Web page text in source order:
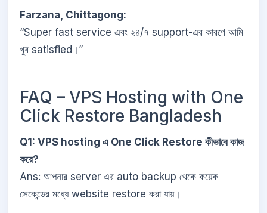
Farzana, Chittagong:
“Super fast service এবং ২৪/৭ support-এর কারণে আমি
খুব satisfied।”
FAQ – VPS Hosting with One
Click Restore Bangladesh
Q1: VPS hosting এ One Click Restore কীভাবে কাজ
করে?
Ans: আপনার server এর auto backup থেকে কয়েক
সেকেন্ডের মধ্যে website restore করা যায়।